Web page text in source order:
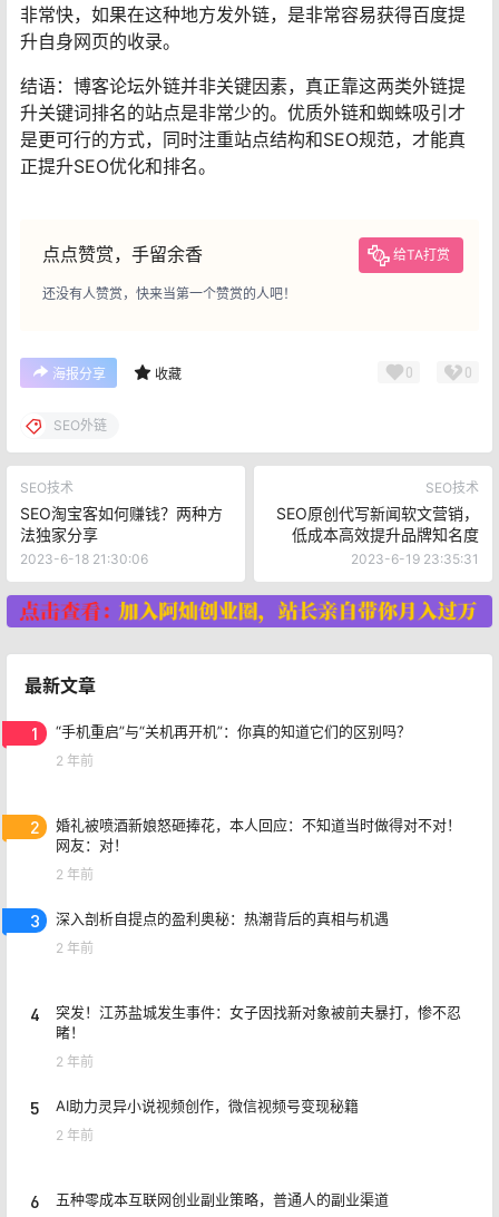
非常快，如果在这种地方发外链，是非常容易获得百度提
升自身网页的收录。
结语：博客论坛外链并非关键因素，真正靠这两类外链提
升关键词排名的站点是非常少的。优质外链和蜘蛛吸引才
是更可行的方式，同时注重站点结构和SEO规范，才能真
正提升SEO优化和排名。
点点赞赏，手留余香 给TA打赏
还没有人赞赏，快来当第一个赞赏的人吧！
海报分享 收藏 0 0
SEO外链
SEO技术
SEO淘宝客如何赚钱？两种方
法独家分享
2023-6-18 21:30:06
SEO技术
SEO原创代写新闻软文营销，
低成本高效提升品牌知名度
2023-6-19 23:35:31
最新文章
1 “手机重启”与“关机再开机”：你真的知道它们的区别吗？
2 年前
2
婚礼被喷酒新娘怒砸捧花，本人回应：不知道当时做得对不对！
网友：对！
2 年前
3 深入剖析自提点的盈利奥秘：热潮背后的真相与机遇
2 年前
4
突发！江苏盐城发生事件：女子因找新对象被前夫暴打，惨不忍
睹！
2 年前
5 AI助力灵异小说视频创作，微信视频号变现秘籍
2 年前
6 五种零成本互联网创业副业策略，普通人的副业渠道